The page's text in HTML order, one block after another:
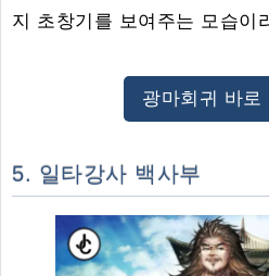
지 초창기를 보여주는 모습이
광마회귀 바로
5. 일타강사 백사부